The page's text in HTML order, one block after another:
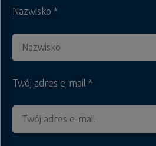
info@teupe-holding.de
Teupe Service GmbH
info@teupe-gmbh.de
Nazwisko
Twój adres e-mail